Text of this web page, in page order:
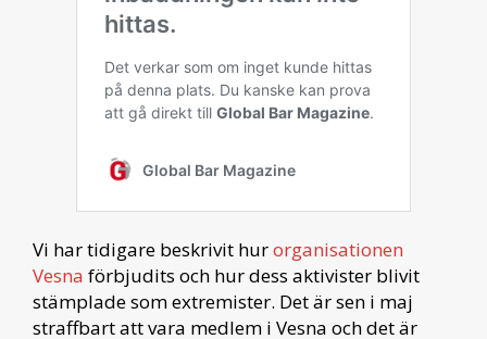
Vi har tidigare beskrivit hurorganisationen
Vesna förbjudits och hur dess aktivister blivit
stämplade som extremister. Det är sen i maj
straffbart att vara medlem i Vesna och det är